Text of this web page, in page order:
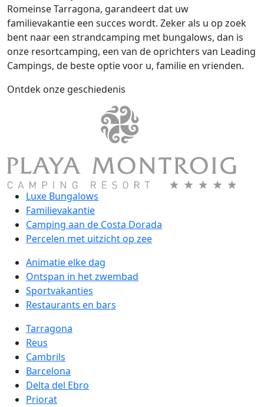
Romeinse Tarragona, garandeert dat uw
familievakantie een succes wordt. Zeker als u op zoek
bent naar een strandcamping met bungalows, dan is
onze resortcamping, een van de oprichters van Leading
Campings, de beste optie voor u, familie en vrienden.
Ontdek onze geschiedenis
Luxe Bungalows
Familievakantie
Camping aan de Costa Dorada
Percelen met uitzicht op zee
Animatie elke dag
Ontspan in het zwembad
Sportvakanties
Restaurants en bars
Tarragona
Reus
Cambrils
Barcelona
Delta del Ebro
Priorat